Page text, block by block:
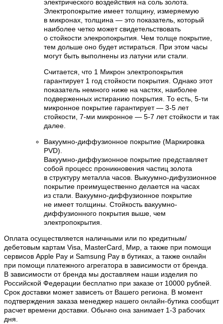
электрического воздействия на соль золота.
Электропокрытие имеет толщину, измеряемую
в микронах, толщина — это показатель, который
наиболее четко может свидетельствовать
о стойкости элекропокрытия. Чем толще покрытие,
тем дольше оно будет истираться. При этом часы
могут быть выполнены из латуни или стали.
Считается, что 1 Микрон электропокрытия
гарантирует 1 год стойкости покрытия. Однако этот
показатель немного ниже на частях, наиболее
подверженных истиранию покрытия. То есть, 5-ти
микронное покрытие гарантирует — 3-5 лет
стойкости, 7-ми микронное — 5-7 лет стойкости и так
далее.
Вакуумно-диффузионное покрытие (Маркировка
PVD).
Вакуумно-диффузионное покрытие представляет
собой процесс проникновения частиц золота
в структуру металла часов. Выкуумно-дифуззионное
покрытие преимущественно делается на часах
из стали. Вакуумно-диффузионное покрытие
не имеет толщины. Стойкость вакуумно-
диффузионного покрытия выше, чем
электропокрытия.
Оплата осуществляется наличными или по кредитным/
дебетовым картам Visa, MasterCard, Мир, а также при помощи
сервисов Apple Pay и Samsung Pay в бутиках, а также онлайн
при помощи платежного агрегатора в зависимости от бренда.
В зависимости от бренда мы доставляем наши изделия по
Российской Федерации бесплатно при заказе от 10000 рублей.
Срок доставки может зависеть от Вашего региона. В момент
подтверждения заказа менеджер нашего онлайн-бутика сообщит
расчет времени доставки. Обычно она занимает 1-3 рабочих
дня.